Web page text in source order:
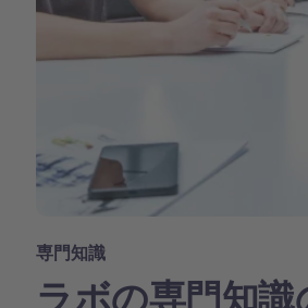
専門知識
ラボの専門知識